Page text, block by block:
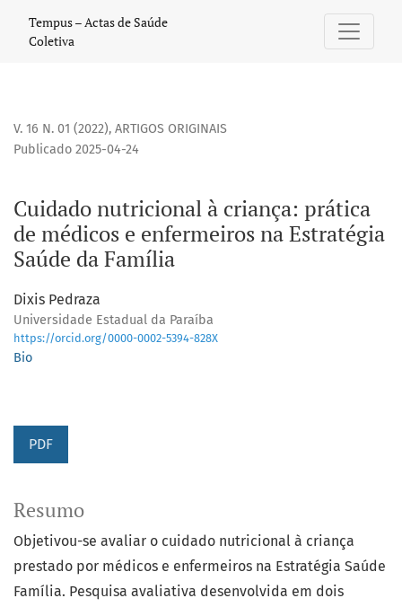
Tempus – Actas de Saúde
Coletiva
V. 16 N. 01 (2022), ARTIGOS ORIGINAIS
Cuidado nutricional à criança: prática
de médicos e enfermeiros na Estratégia
Saúde da Família
Publicado 2025-04-24
Dixis Pedraza
Universidade Estadual da Paraíba
https://orcid.org/0000-0002-5394-828X
Bio
PDF
Resumo
Objetivou-se avaliar o cuidado nutricional à criança
prestado por médicos e enfermeiros na Estratégia Saúde
Família. Pesquisa avaliativa desenvolvida em dois